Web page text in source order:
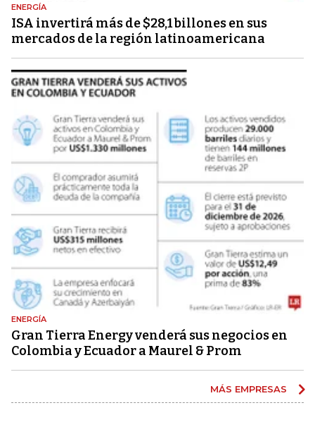
ENERGÍA
ISA invertirá más de $28,1 billones en sus
mercados de la región latinoamericana
ENERGÍA
Gran Tierra Energy venderá sus negocios en
Colombia y Ecuador a Maurel & Prom
MÁS EMPRESAS